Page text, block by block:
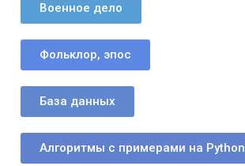
Военное дело
Фольклор, эпос
База данных
Алгоритмы с примерами на Python